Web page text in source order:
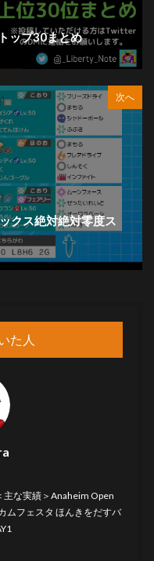
ップ30まとめ
次へ
クス絶対絶対零度ス
た人
な実績＞Anaheim Open
ムフェスタ ほんきをだすバ